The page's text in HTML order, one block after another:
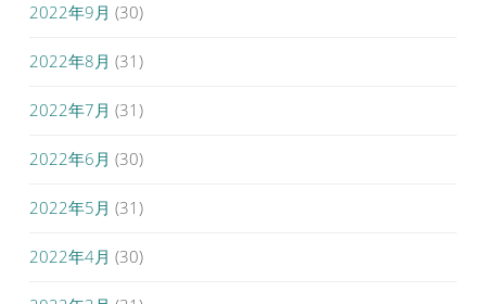
2022年9月 (30)
2022年8月 (31)
2022年7月 (31)
2022年6月 (30)
2022年5月 (31)
2022年4月 (30)